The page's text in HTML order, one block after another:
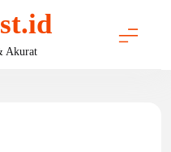
Akurat